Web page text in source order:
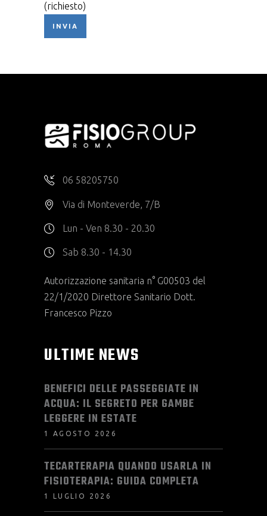
(richiesto)
06 58205750
Via di Monteverde, 7/B
Lun - Ven 8.30 - 20.30
Sab 8.30 - 14.30
Autorizzazione sanitaria n° G00503 del
22/1/2020 Direttore Sanitario Dott.
Francesco Pizzo
ULTIME NEWS
BENEFICI DELLE PASSEGGIATE IN
ACQUA: IL SEGRETO PER GAMBE
LEGGERE IN ESTATE
1 AGOSTO 2026
TECARTERAPIA QUANDO USARLA IN
FISIOTERAPIA: GUIDA COMPLETA
1 LUGLIO 2026